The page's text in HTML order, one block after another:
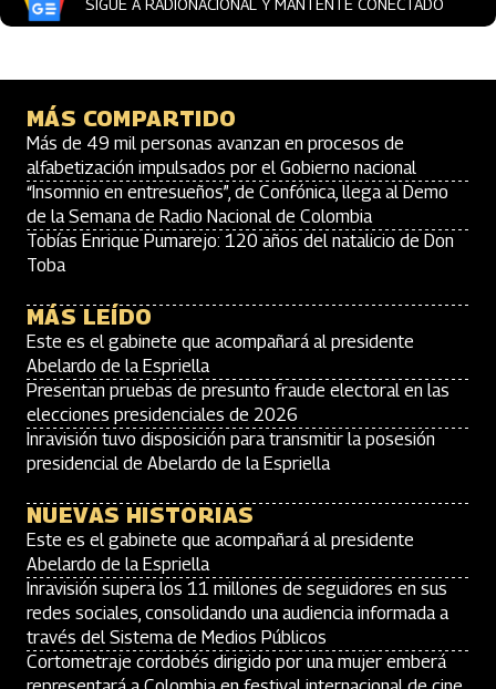
SIGUE A RADIONACIONAL Y MANTENTE CONECTADO
MÁS COMPARTIDO
Más de 49 mil personas avanzan en procesos de
alfabetización impulsados por el Gobierno nacional
“Insomnio en entresueños”, de Confónica, llega al Demo
de la Semana de Radio Nacional de Colombia
Tobías Enrique Pumarejo: 120 años del natalicio de Don
Toba
MÁS LEÍDO
Este es el gabinete que acompañará al presidente
Abelardo de la Espriella
Presentan pruebas de presunto fraude electoral en las
elecciones presidenciales de 2026
Inravisión tuvo disposición para transmitir la posesión
presidencial de Abelardo de la Espriella
NUEVAS HISTORIAS
Este es el gabinete que acompañará al presidente
Abelardo de la Espriella
Inravisión supera los 11 millones de seguidores en sus
redes sociales, consolidando una audiencia informada a
través del Sistema de Medios Públicos
Cortometraje cordobés dirigido por una mujer emberá